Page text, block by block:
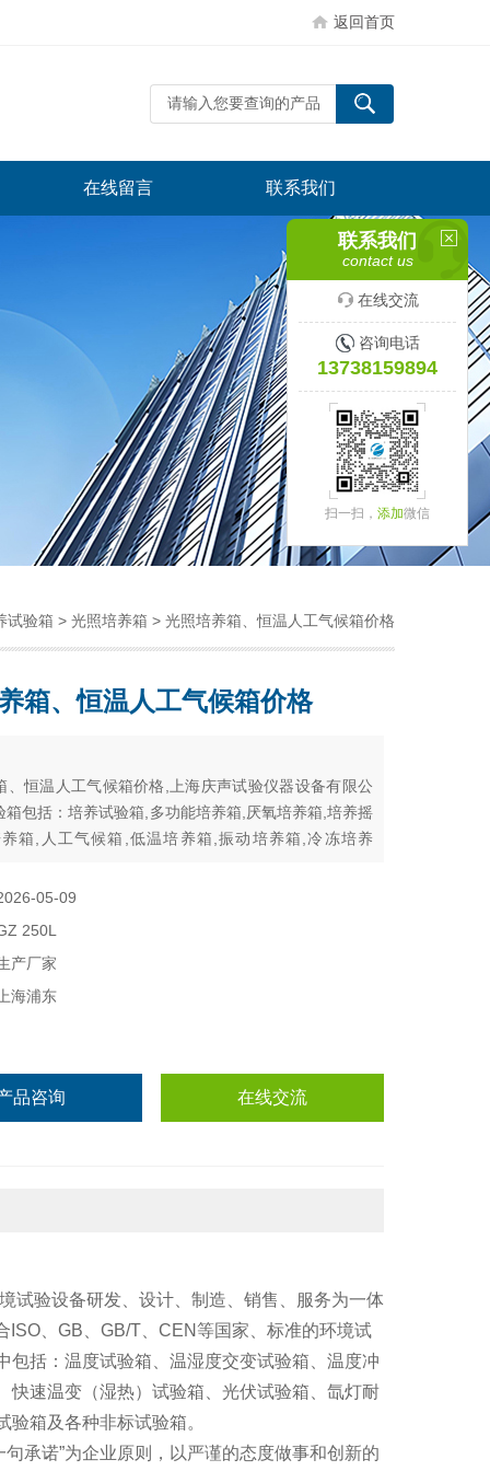
返回首页
在线留言 联系我们
试验箱 > 光照培养箱 > 光照培养箱、恒温人工气候箱价格
箱、恒温人工气候箱价格
、恒温人工气候箱价格,上海庆声试验仪器设备有限公
箱包括：培养试验箱,多功能培养箱,厌氧培养箱,培养摇
箱,人工气候箱,低温培养箱,振动培养箱,冷冻培养
05-09
250L
产厂家
海浦东
品咨询 在线交流
试验设备研发、设计、制造、销售、服务为一体
、GB、GB/T、CEN等国家、标准的环境试
括：温度试验箱、温湿度交变试验箱、温度冲
快速温变（湿热）试验箱、光伏试验箱、氙灯耐
验箱及各种非标试验箱。
承诺”为企业原则，以严谨的态度做事和创新的
联系我们
contact us
在线交流
咨询电话
13738159894
扫一扫， 添加微信